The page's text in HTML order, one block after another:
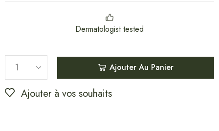
Dermatologist tested
Ajouter Au Panier
Ajouter à vos souhaits